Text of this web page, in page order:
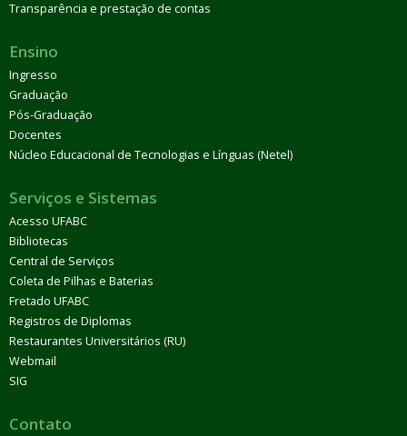
Transparência e prestação de contas
Ensino
Ingresso
Graduação
Pós-Graduação
Docentes
Núcleo Educacional de Tecnologias e Línguas (Netel)
Serviços e Sistemas
Acesso UFABC
Bibliotecas
Central de Serviços
Coleta de Pilhas e Baterias
Fretado UFABC
Registros de Diplomas
Restaurantes Universitários (RU)
Webmail
SIG
Contato